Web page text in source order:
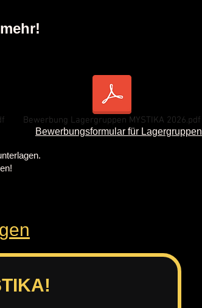
Bewerbung Lagergruppen MYSTIKA 2026.pdf
Bewerbungsformular für Lagergruppen